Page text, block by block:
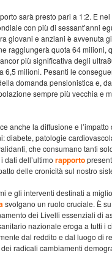
sarà presto pari a 1:2. E
con più di sessant’anni
giovani e anziani è avvenuta
raggiungerà quota 64 milioni,
più significativa degli
6,5 milioni. Pesanti le
domanda pensionistica e,
sempre più vecchia e
anche la diffusione e
diabete, patologie
che consumano tanti
dati dell’ultimo rapporto
delle cronicità sul nostro
e gli interventi destinati a
svolgano un ruolo cruciale. È
dei Livelli essenziali di
nazionale eroga a tutti i
dal reddito e dal luogo di
radicali cambiamenti